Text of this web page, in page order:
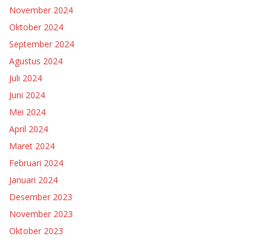
November 2024
Oktober 2024
September 2024
Agustus 2024
Juli 2024
Juni 2024
Mei 2024
April 2024
Maret 2024
Februari 2024
Januari 2024
Desember 2023
November 2023
Oktober 2023